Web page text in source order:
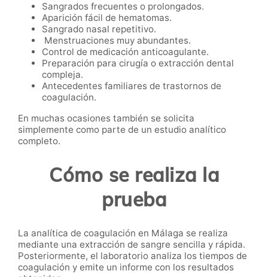
Sangrados frecuentes o prolongados.
Aparición fácil de hematomas.
Sangrado nasal repetitivo.
Menstruaciones muy abundantes.
Control de medicación anticoagulante.
Preparación para cirugía o extracción dental
compleja.
Antecedentes familiares de trastornos de
coagulación.
En muchas ocasiones también se solicita
simplemente como parte de un estudio analítico
completo.
Cómo se realiza la
prueba
La analítica de coagulación en Málaga se realiza
mediante una extracción de sangre sencilla y rápida.
Posteriormente, el laboratorio analiza los tiempos de
coagulación y emite un informe con los resultados